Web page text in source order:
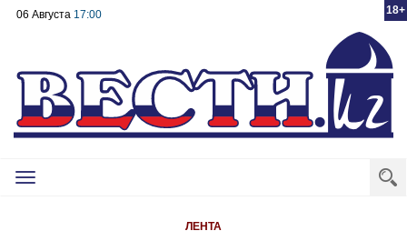
18+
06 Августа 17:00
Toggle
ЛЕНТА